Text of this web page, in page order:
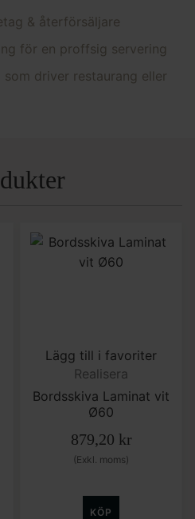
& återförsäljare
för en proffsig servering
driver restaurang eller
Lägg till i favoriter
Realisera
Bordsskiva Laminat vit
Ø60
879,20 kr
(Exkl. moms)
KÖP